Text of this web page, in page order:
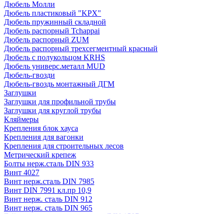
Дюбель Молли
Дюбель пластиковый "KPX"
Дюбель пружинный складной
Дюбель распорный Tchappai
Дюбель распорный ZUM
Дюбель распорный трехсегментный красный
Дюбель с полукольцом KRHS
Дюбель универс.металл MUD
Дюбель-гвозди
Дюбель-гвоздь монтажный ДГМ
Заглушки
Заглушки для профильной трубы
Заглушки для круглой трубы
Кляймеры
Крепления блок хауса
Крепления для вагонки
Крепления для строительных лесов
Метрический крепеж
Болты нерж.сталь DIN 933
Винт 4027
Винт нерж.сталь DIN 7985
Винт DIN 7991 кл.пр 10,9
Винт нерж. сталь DIN 912
Винт нерж. сталь DIN 965